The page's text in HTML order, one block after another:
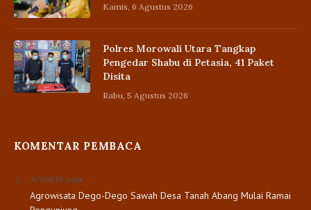
Kamis, 6 Agustus 2026
Polres Morowali Utara Tangkap
Pengedar Shabu di Petasia, 41 Paket
Disita
Rabu, 5 Agustus 2026
KOMENTAR PEMBACA
JUNAEDIpada
Agrowisata Dego-Dego Sawah Desa Tanah Abang Mulai Ramai